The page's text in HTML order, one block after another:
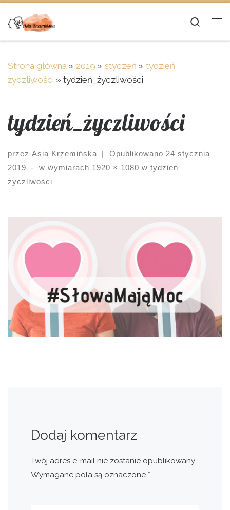
Skip to content
Strona główna » 2019 » styczeń » tydzień
życzliwości » tydzień_życzliwości
tydzień_życzliwości
przez Asia Krzemińska | Opublikowano 24 stycznia
2019
- w wymiarach 1920 × 1080 w tydzień
życzliwości
Images navigation
Dodaj komentarz
Twój adres e-mail nie zostanie opublikowany.
Wymagane pola są oznaczone *